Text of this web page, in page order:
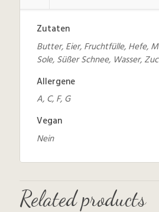
Zutaten
Butter, Eier, Fruchtfülle, Hefe,
Sole, Süßer Schnee, Wasser,
Allergene
A, C, F, G
Vegan
Nein
Related products